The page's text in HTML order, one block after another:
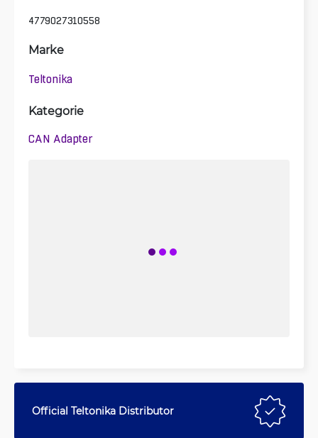
4779027310558
Marke
Teltonika
Kategorie
CAN Adapter
Official Teltonika Distributor